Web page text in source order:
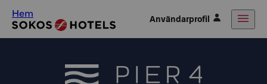
Hem Användarprofil